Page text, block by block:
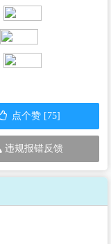
点个赞 [75]
违规报错反馈